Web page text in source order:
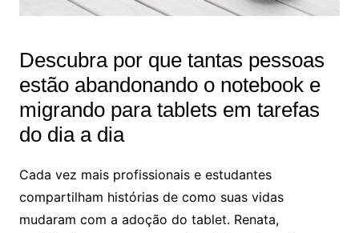
Descubra por que tantas pessoas
estão abandonando o notebook e
migrando para tablets em tarefas
do dia a dia
Cada vez mais profissionais e estudantes
compartilham histórias de como suas vidas
mudaram com a adoção do tablet. Renata,